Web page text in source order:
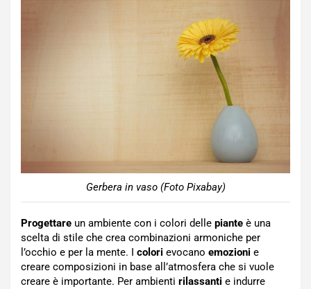
Gerbera in vaso (Foto Pixabay)
Progettare un ambiente con i colori delle piante è una
scelta di stile che crea combinazioni armoniche per
l’occhio e per la mente. I colori evocano emozioni e
creare composizioni in base all’atmosfera che si vuole
creare è importante. Per ambienti rilassanti e indurre